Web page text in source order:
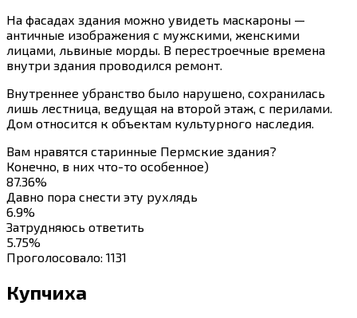
На фасадах здания можно увидеть маскароны —
античные изображения с мужскими, женскими
лицами, львиные морды. В перестроечные времена
внутри здания проводился ремонт.
Внутреннее убранство было нарушено, сохранилась
лишь лестница, ведущая на второй этаж, с перилами.
Дом относится к объектам культурного наследия.
Вам нравятся старинные Пермские здания?
Конечно, в них что-то особенное)
87.36%
Давно пора снести эту рухлядь
6.9%
Затрудняюсь ответить
5.75%
Проголосовало: 1131
Купчиха